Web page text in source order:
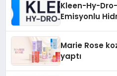
Kleen-Hy-Dro-
Emisyonlu
Marie Rose
yaptı